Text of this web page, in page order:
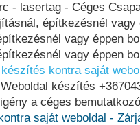
- lasertag - Céges
építkezésnél
vagy éppen
vagy éppen
kontra saját
készítés
a céges
saját weboldal -